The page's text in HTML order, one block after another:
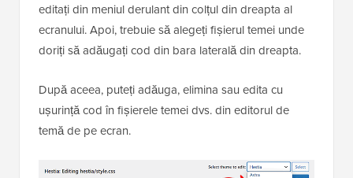
editați din meniul derulant din colțul din dreapta al
ecranului. Apoi, trebuie să alegeți fișierul temei unde
doriți să adăugați cod din bara laterală din dreapta.
După aceea, puteți adăuga, elimina sau edita cu
ușurință cod în fișierele temei dvs. din editorul de
temă de pe ecran.